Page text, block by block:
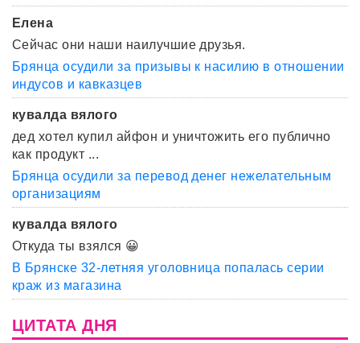
Елена
Сейчас они наши наилучшие друзья.
Брянца осудили за призывы к насилию в отношении
индусов и кавказцев
кувалда вялого
дед хотел купил айфон и уничтожить его публично
как продукт ...
Брянца осудили за перевод денег нежелательным
организациям
кувалда вялого
Откуда ты взялся 😀
В Брянске 32-летняя уголовница попалась серии
краж из магазина
ЦИТАТА ДНЯ